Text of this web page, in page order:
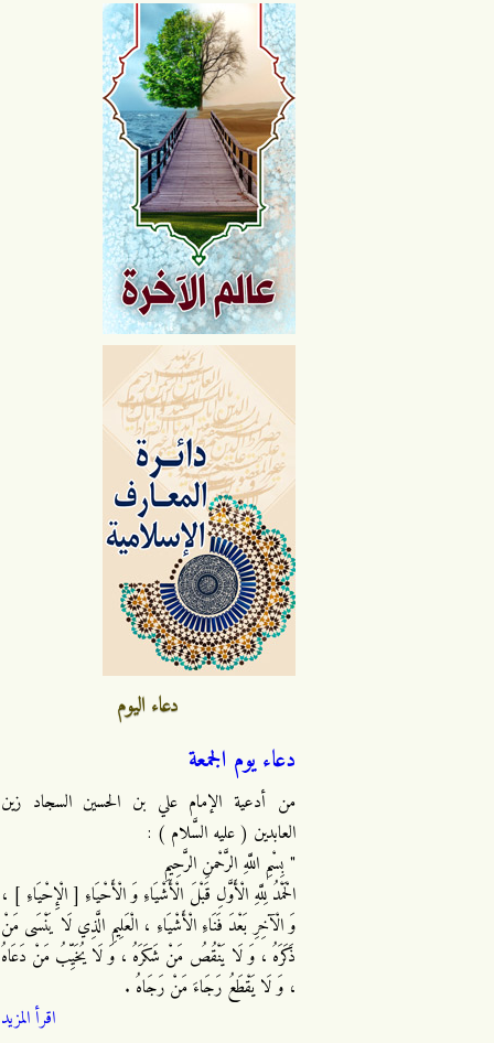
دعاء اليوم
دعاء يوم الجمعة
من أدعية الإمام علي بن الحسين السجاد زين
العابدين ( عليه السَّلام ) :
" بِسْمِ اللَّهِ الرَّحْمنِ الرَّحِيمِ
الْحَمْدُ لِلَّهِ الْأَوَّلِ قَبْلَ الْأَشْيَاءِ وَ الْأَحْيَاءِ [ الْإِحْيَاءِ ] ،
وَ الْآخِرِ بَعْدَ فَنَاءِ الْأَشْيَاءِ ، الْعَلِيمِ الَّذِي لَا يَنْسَى مَنْ
ذَكَرَهُ ، وَ لَا يَنْقُصُ مَنْ شَكَرَهُ ، وَ لَا يُخَيِّبُ مَنْ دَعَاهُ
، وَ لَا يَقْطَعُ رَجَاءَ مَنْ رَجَاهُ .
اقرأ المزيد